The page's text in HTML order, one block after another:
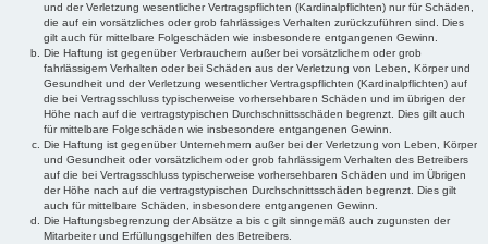
und der Verletzung wesentlicher Vertragspflichten (Kardinalpflichten) nur für Schäden,
die auf ein vorsätzliches oder grob fahrlässiges Verhalten zurückzuführen sind. Dies
gilt auch für mittelbare Folgeschäden wie insbesondere entgangenen Gewinn.
Die Haftung ist gegenüber Verbrauchern außer bei vorsätzlichem oder grob
fahrlässigem Verhalten oder bei Schäden aus der Verletzung von Leben, Körper und
Gesundheit und der Verletzung wesentlicher Vertragspflichten (Kardinalpflichten) auf
die bei Vertragsschluss typischerweise vorhersehbaren Schäden und im übrigen der
Höhe nach auf die vertragstypischen Durchschnittsschäden begrenzt. Dies gilt auch
für mittelbare Folgeschäden wie insbesondere entgangenen Gewinn.
Die Haftung ist gegenüber Unternehmern außer bei der Verletzung von Leben, Körper
und Gesundheit oder vorsätzlichem oder grob fahrlässigem Verhalten des Betreibers
auf die bei Vertragsschluss typischerweise vorhersehbaren Schäden und im Übrigen
der Höhe nach auf die vertragstypischen Durchschnittsschäden begrenzt. Dies gilt
auch für mittelbare Schäden, insbesondere entgangenen Gewinn.
Die Haftungsbegrenzung der Absätze a bis c gilt sinngemäß auch zugunsten der
Mitarbeiter und Erfüllungsgehilfen des Betreibers.